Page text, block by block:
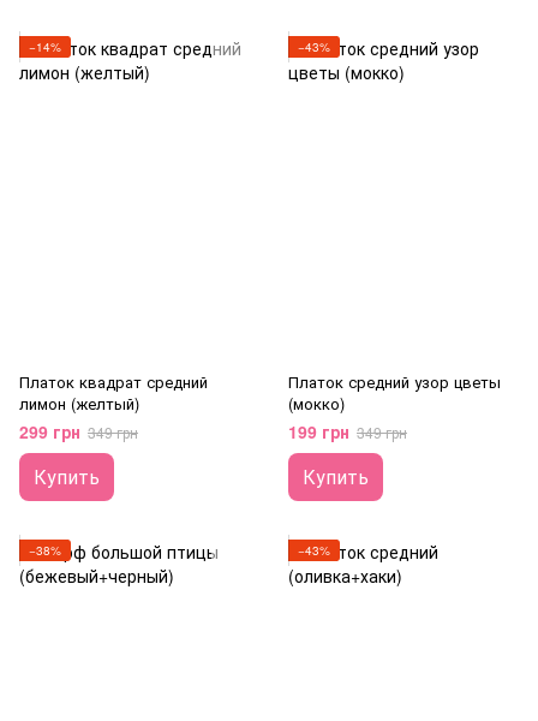
−14%
Платок квадрат средний
лимон (желтый)
299 грн 349 грн
Купить
−43%
Платок средний узор цветы
(мокко)
199 грн 349 грн
Купить
−38% −43%